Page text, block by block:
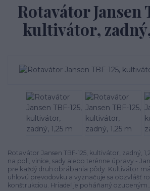
Rotavátor Jansen
kultivátor, zadný,
Rotavátor Jansen TBF-125, kultivátor, zadný,
na poli, vinice, sady alebo terénne úpravy -
pre každý druh obrábania pôdy. Kultivátor
uhlovú prevodovku a vyznačuje sa obzvlášť
konštrukciou. Hriadeľ je poháňaný